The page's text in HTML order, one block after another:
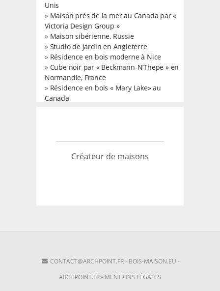
Unis
» Maison près de la mer au Canada par «
Victoria Design Group »
» Maison sibérienne, Russie
» Studio de jardin en Angleterre
» Résidence en bois moderne à Nice
» Cube noir par « Beckmann-N’Thepe » en
Normandie, France
» Résidence en bois « Mary Lake» au
Canada
Créateur de maisons
CONTACT@ARCHPOINT.FR- BOIS-MAISON.EU -
ARCHPOINT.FR- MENTIONS LÉGALES